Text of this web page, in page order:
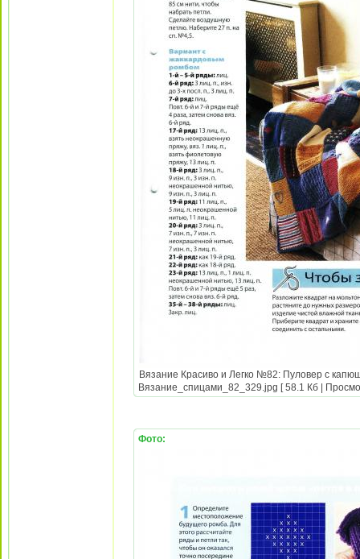
Вязание Красиво и Легко №82: Пуловер с
Вязание_спицами_82_329.jpg [ 58.1 Кб |
Фото: